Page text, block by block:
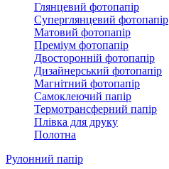
Глянцевий фотопапір
Суперглянцевий фотопапір
Матовий фотопапір
Преміум фотопапір
Двосторонній фотопапір
Дизайнерський фотопапір
Магнітний фотопапір
Самоклеючий папір
Термотрансферний папір
Плівка для друку
Полотна
Рулонний папір